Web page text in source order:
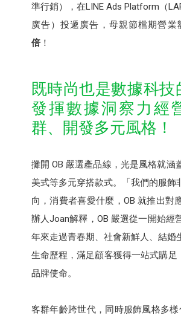
準行銷），在LINE Ads Platform（
廣告）投遞廣告，母親節檔期營業
倍！
既時尚也是數據科技
發揮數據洞察力經
群、開發多元風格！
攤開 OB 嚴選產品線，光是風格就涵
美式等多元穿搭款式。「我們的服飾
向，消費者喜愛什麼，OB 就推出對
辦人Joan解釋，OB 嚴選從一開始經
年來走過青春期、社會新鮮人、結婚
生命歷程，滿足顧客獲得一站式購足
品牌使命。
客群年齡跨世代，同時服飾風格多樣